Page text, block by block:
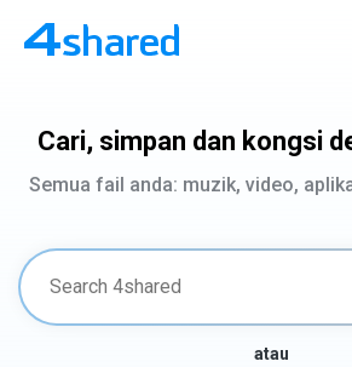
Cari, simpan dan kongsi
Semua fail anda: muzik, video,
atau